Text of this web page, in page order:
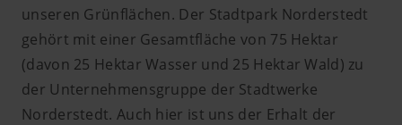
unseren Grünflächen. Der Stadtpark Norderstedt
gehört mit einer Gesamtfläche von 75 Hektar
(davon 25 Hektar Wasser und 25 Hektar Wald) zu
der Unternehmensgruppe der Stadtwerke
Norderstedt. Auch hier ist uns der Erhalt der